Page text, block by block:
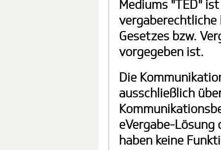
Mediums "TED"
vergaberechtliche
Gesetzes bzw.
vorgegeben ist.
Die
ausschließlich
eVergabe-
haben keine